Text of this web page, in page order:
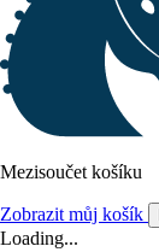
Mezisoučet košíku
Zobrazit můj košík
Loading...